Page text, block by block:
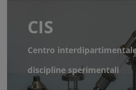
CIS
Centro
discipline sperimentali